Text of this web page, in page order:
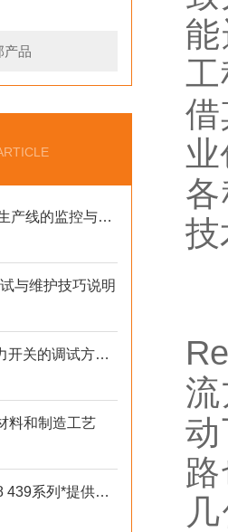
产品
EGE传感器如何提升生产线的监控与管理效率？
与维护技巧说明
你知道德国SUCO压力开关的调试方法和注意事项吗
料和制造工艺
紧凑型安全阀437 438 439系列*提供技术支持
技